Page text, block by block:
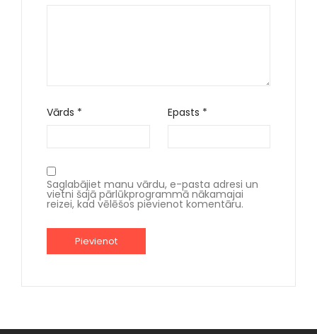
Vārds * Epasts *
Saglabājiet manu vārdu, e-pasta adresi un
vietni šajā pārlūkprogrammā nākamajai
reizei, kad vēlēšos pievienot komentāru.